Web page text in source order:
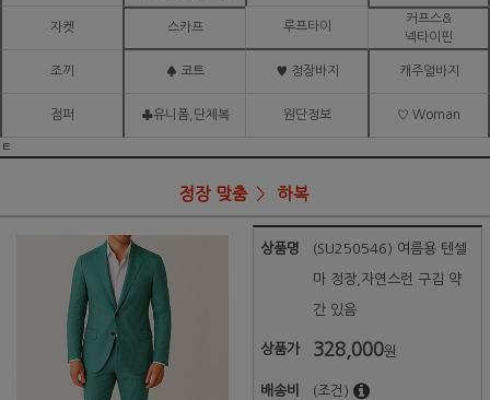
자켓 스카프 루프타이
커프스&
넥타이핀
조끼 ♠ 코트 ♥ 정장바지 캐주얼바지
점퍼 ♣유니폼,단체복 원단정보 ♡ Woman
ㅌ
정장 맞춤 하복
상품명 (SU250546) 여름용 텐셀
마 정장,자연스런 구김 약
간 있음
상품가 328,000원
배송비 (조건)